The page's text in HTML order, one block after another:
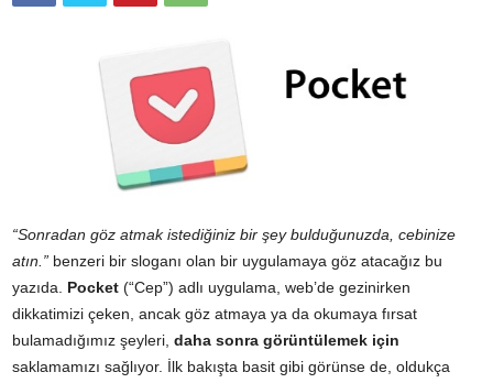
“Sonradan göz atmak istediğiniz bir şey bulduğunuzda, cebinize
atın.” benzeri bir sloganı olan bir uygulamaya göz atacağız bu
yazıda. Pocket (“Cep”) adlı uygulama, web’de gezinirken
dikkatimizi çeken, ancak göz atmaya ya da okumaya fırsat
bulamadığımız şeyleri, daha sonra görüntülemek için
saklamamızı sağlıyor. İlk bakışta basit gibi görünse de, oldukça